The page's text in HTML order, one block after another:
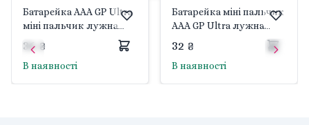
Батарейка AAA GP Ultra
міні пальчик лужна
36 ₴
В наявності
Батарейка міні пальчик
AAA GP Ultra лужна
32 ₴
В наявності